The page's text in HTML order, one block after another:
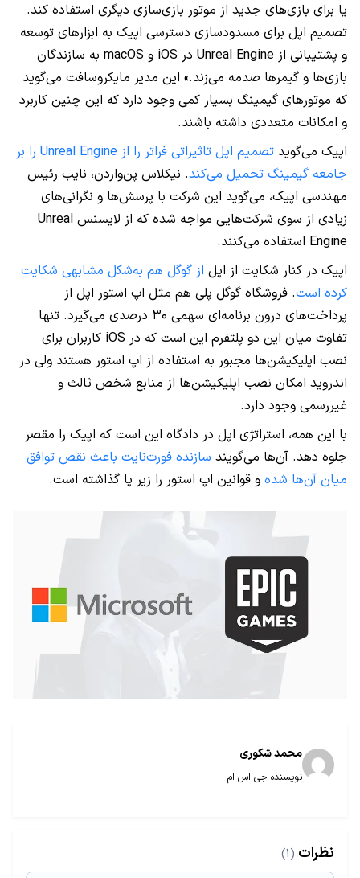
یا برای بازی‌های جدید از موتور بازی‌سازی دیگری استفاده کند.
تصمیم اپل برای مسدودسازی دسترسی اپیک به ابزارهای توسعه
و پشتیبانی از Unreal Engine در iOS و macOS به سازندگان
بازی‌ها و گیمرها صدمه می‌زند.» این مدیر مایکروسافت می‌گوید
که موتورهای گیمینگ بسیار کمی وجود دارد که این چنین کاربرد
و امکانات متعددی داشته باشند.
اپیک می‌گوید
تصمیم اپل تاثیراتی فراتر را از Unreal Engine را بر
جامعه گیمینگ تحمیل می‌کند. نیکلاس پن‌واردن، نایب رئیس
مهندسی اپیک، می‌گوید این شرکت با پرسش‌ها و نگرانی‌های
زیادی از سوی شرکت‌هایی مواجه شده که از لایسنس Unreal
Engine استفاده می‌کنند.
اپیک در کنار شکایت از اپل از گوگل هم به‌شکل مشابهی شکایت
کرده است. فروشگاه گوگل پلی هم مثل اپ استور اپل از
پرداخت‌های درون برنامه‌ای سهمی ۳۰ درصدی می‌گیرد. تنها
تفاوت میان این دو پلتفرم این است که در iOS کاربران برای
نصب اپلیکیشن‌ها مجبور به استفاده از اپ استور هستند ولی در
اندروید امکان نصب اپلیکیشن‌ها از منابع شخص ثالث و
غیررسمی وجود دارد.
با این همه، استراتژی اپل در دادگاه این است که اپیک را مقصر
جلوه دهد. آن‌ها می‌گویند سازنده فورت‌نایت باعث نقض توافق
میان آن‌ها شده و قوانین اپ استور را زیر پا گذاشته است.
محمد شکوری
نویسنده جی اس ام
نظرات (1)